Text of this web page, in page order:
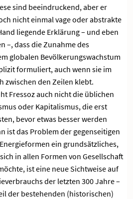
sind beeindruckend, aber er
nicht einmal vage oder abstrakte
liegende Erklärung – und eben
–, dass die Zunahme des
globalen Bevölkerungswachstum
formuliert, auch wenn sie im
zwischen den Zeilen klebt.
Fressoz auch nicht die üblichen
oder Kapitalismus, die erst
bevor etwas besser werden
ist das Problem der gegenseitigen
ein grundsätzliches,
in allen Formen von Gesellschaft
ist eine neue Sichtweise auf
der letzten 300 Jahre –
der bestehenden (historischen)